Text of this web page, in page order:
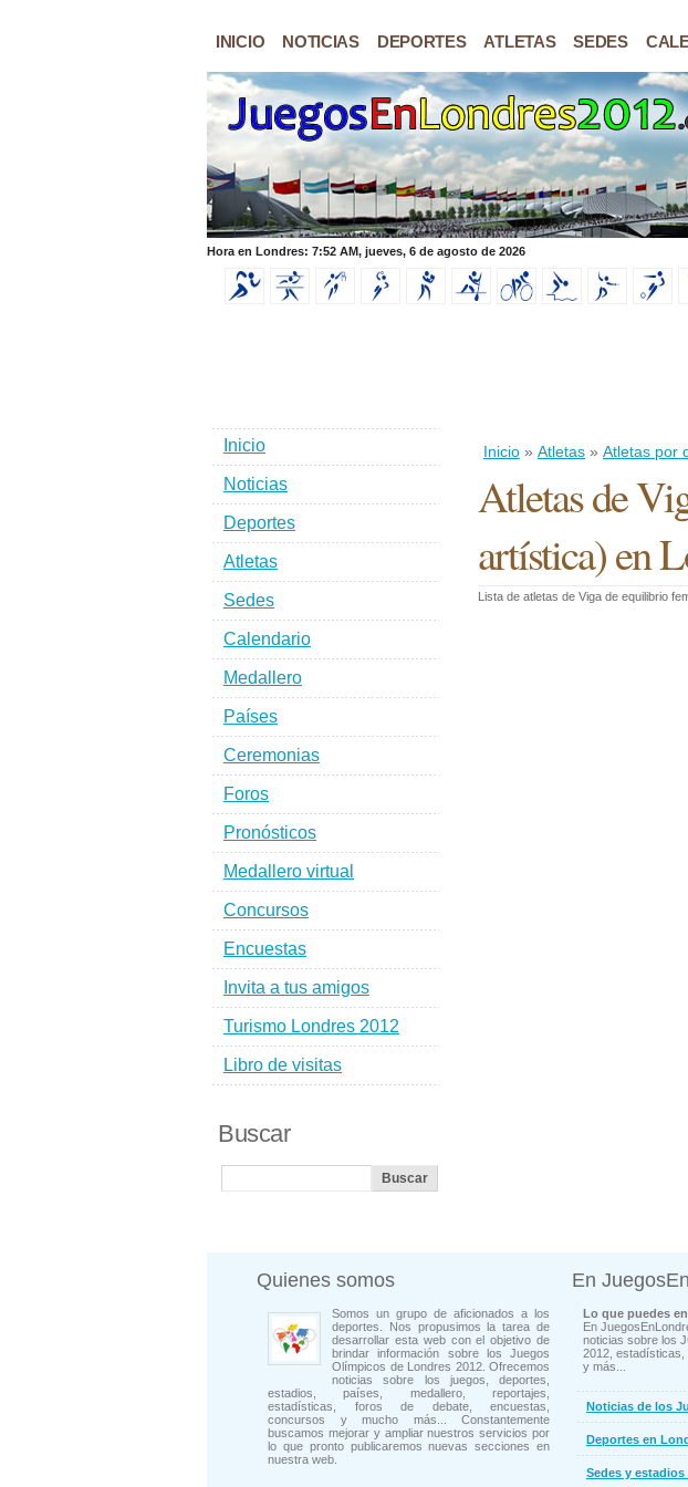
INICIO NOTICIAS DEPORTES ATLETAS SEDES
Hora en Londres: 7:52 AM, jueves, 6 de agosto de 2026
Inicio » Atletas » Atletas por
Atletas de
artística) en
Lista de atletas de Viga de equilibrio
Inicio
Noticias
Deportes
Atletas
Sedes
Calendario
Medallero
Países
Ceremonias
Foros
Pronósticos
Medallero virtual
Concursos
Encuestas
Invita a tus amigos
Turismo Londres 2012
Libro de visitas
Buscar
Quienes somos
Somos un grupo de aficionados a los
deportes. Nos propusimos la tarea de
desarrollar esta web con el objetivo de
brindar información sobre los Juegos
Olímpicos de Londres 2012. Ofrecemos
noticias sobre los juegos, deportes,
estadios, países, medallero, reportajes,
estadísticas, foros de debate, encuestas,
concursos y mucho más... Constantemente
buscamos mejorar y ampliar nuestros servicios por
lo que pronto publicaremos nuevas secciones en
nuestra web.
En
Lo que puedes
En
noticias sobre los
2012, estadísticas,
y más...
Noticias de los
Deportes en
Sedes y